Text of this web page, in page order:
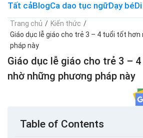
Tất cảBlogCa dao tục ngữDạy bé
Trang chủ / Kiến thức /
Giáo dục lễ giáo cho trẻ 3 – 4 tuổi tốt
pháp này
Giáo dục lễ giáo cho trẻ 3 –
nhờ những phương pháp này
Table of Contents